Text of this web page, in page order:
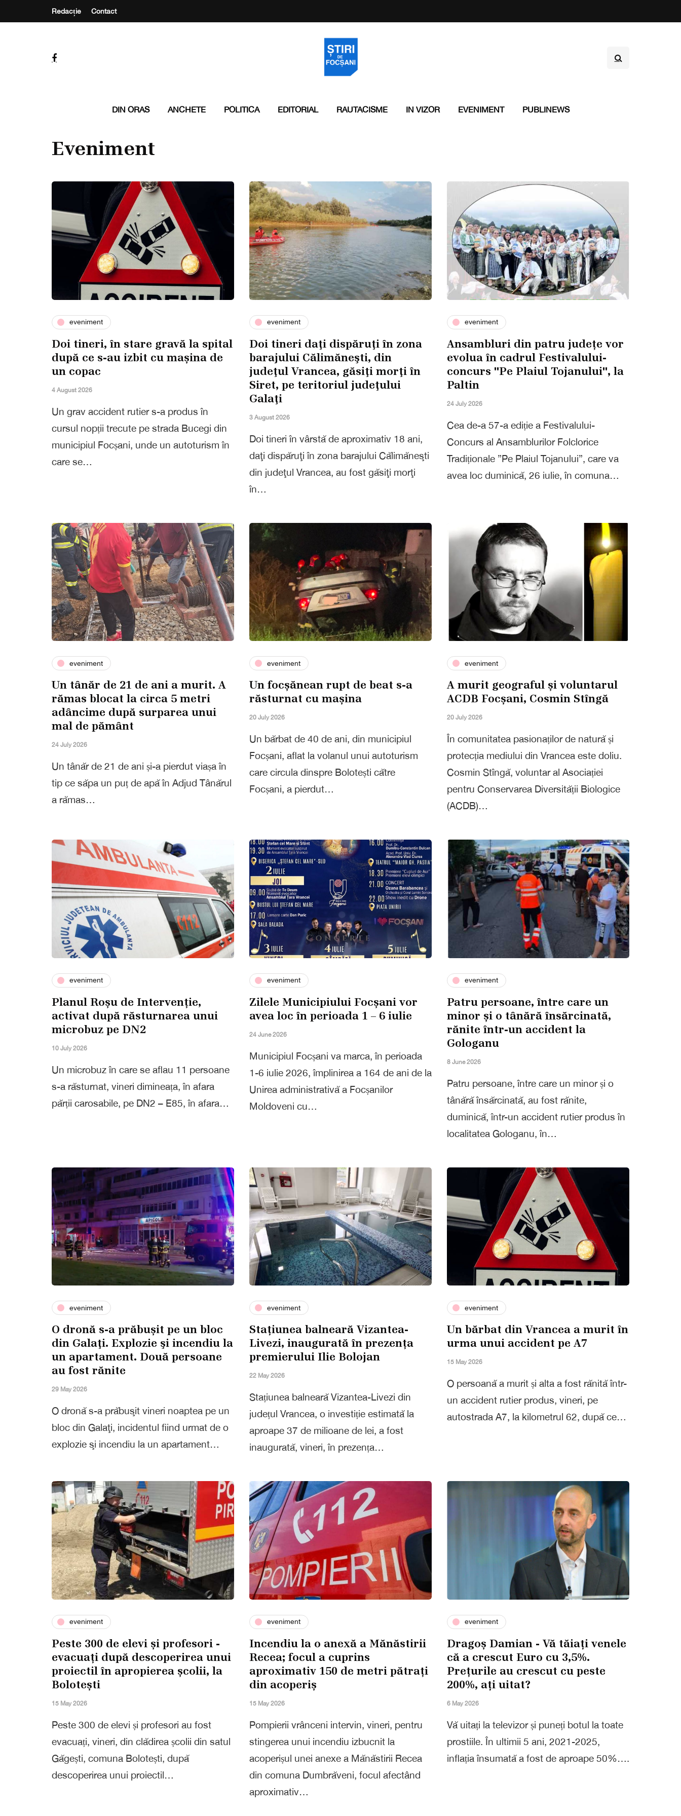
Redacție Contact
DIN ORAS ANCHETE POLITICA EDITORIAL RAUTACISME IN VIZOR EVENIMENT PUBLINEWS
Eveniment
eveniment
Doi tineri, în stare gravă la spital
după ce s-au izbit cu mașina de
un copac
4 August 2026
Un grav accident rutier s-a produs în
cursul nopții trecute pe strada Bucegi din
municipiul Focșani, unde un autoturism în
care se…
eveniment
Doi tineri daţi dispăruţi în zona
barajului Călimăneşti, din
judeţul Vrancea, găsiţi morţi în
Siret, pe teritoriul judeţului
Galaţi
3 August 2026
Doi tineri în vârstă de aproximativ 18 ani,
daţi dispăruţi în zona barajului Călimăneşti
din judeţul Vrancea, au fost găsiţi morţi
în…
eveniment
Ansambluri din patru județe vor
evolua în cadrul Festivalului-
concurs ''Pe Plaiul Tojanului'', la
Paltin
24 July 2026
Cea de-a 57-a ediție a Festivalului-
Concurs al Ansamblurilor Folclorice
Tradiționale ”Pe Plaiul Tojanului”, care va
avea loc duminică, 26 iulie, în comuna…
eveniment
Un tânăr de 21 de ani a murit. A
rămas blocat la circa 5 metri
adâncime după surparea unui
mal de pământ
24 July 2026
Un tânăr de 21 de ani și-a pierdut viașa în
tip ce săpa un puț de apă în Adjud Tânărul
a rămas…
eveniment
Un focșănean rupt de beat s-a
răsturnat cu mașina
20 July 2026
Un bărbat de 40 de ani, din municipiul
Focșani, aflat la volanul unui autoturism
care circula dinspre Bolotești către
Focșani, a pierdut…
eveniment
A murit geograful și voluntarul
ACDB Focșani, Cosmin Stîngă
20 July 2026
În comunitatea pasionaților de natură și
protecția mediului din Vrancea este doliu.
Cosmin Stîngă, voluntar al Asociației
pentru Conservarea Diversității Biologice
(ACDB)…
eveniment
Planul Roșu de Intervenție,
activat după răsturnarea unui
microbuz pe DN2
10 July 2026
Un microbuz în care se aflau 11 persoane
s-a răsturnat, vineri dimineața, în afara
părții carosabile, pe DN2 – E85, în afara…
eveniment
Zilele Municipiului Focșani vor
avea loc în perioada 1 – 6 iulie
24 June 2026
Municipiul Focșani va marca, în perioada
1-6 iulie 2026, împlinirea a 164 de ani de la
Unirea administrativă a Focșanilor
Moldoveni cu…
eveniment
Patru persoane, între care un
minor și o tânără însărcinată,
rănite într-un accident la
Gologanu
8 June 2026
Patru persoane, între care un minor și o
tânără însărcinată, au fost rănite,
duminică, într-un accident rutier produs în
localitatea Gologanu, în…
eveniment
O dronă s-a prăbușit pe un bloc
din Galaţi. Explozie şi incendiu la
un apartament. Două persoane
au fost rănite
29 May 2026
O dronă s-a prăbuşit vineri noaptea pe un
bloc din Galaţi, incidentul fiind urmat de o
explozie şi incendiu la un apartament…
eveniment
Stațiunea balneară Vizantea-
Livezi, inaugurată în prezența
premierului Ilie Bolojan
22 May 2026
Stațiunea balneară Vizantea-Livezi din
județul Vrancea, o investiție estimată la
aproape 37 de milioane de lei, a fost
inaugurată, vineri, în prezența…
eveniment
Un bărbat din Vrancea a murit în
urma unui accident pe A7
15 May 2026
O persoană a murit și alta a fost rănită într-
un accident rutier produs, vineri, pe
autostrada A7, la kilometrul 62, după ce…
eveniment
Peste 300 de elevi și profesori -
evacuați după descoperirea unui
proiectil în apropierea școlii, la
Bolotești
15 May 2026
Peste 300 de elevi și profesori au fost
evacuați, vineri, din clădirea școlii din satul
Găgești, comuna Bolotești, după
descoperirea unui proiectil…
eveniment
Incendiu la o anexă a Mănăstirii
Recea; focul a cuprins
aproximativ 150 de metri pătrați
din acoperiș
15 May 2026
Pompierii vrânceni intervin, vineri, pentru
stingerea unui incendiu izbucnit la
acoperișul unei anexe a Mănăstirii Recea
din comuna Dumbrăveni, focul afectând
aproximativ…
eveniment
Dragoș Damian - Vă tăiați venele
că a crescut Euro cu 3,5%.
Prețurile au crescut cu peste
200%, ați uitat?
6 May 2026
Vă uitați la televizor și puneți botul la toate
prostiile. În ultimii 5 ani, 2021-2025,
inflația însumată a fost de aproape 50%….